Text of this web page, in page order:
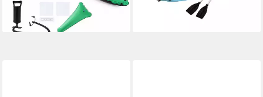
lieferbar - in 2-3 Werktagen bei dir
lieferbar - in 2-3 Werktagen bei dir